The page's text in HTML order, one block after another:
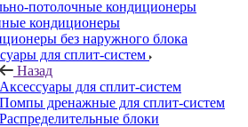
потолочные кондиционеры
кондиционеры
без наружного блока
для сплит-систем
Назад
Аксессуары для сплит-систем
Помпы дренажные для сплит-систем
Распределительные блоки